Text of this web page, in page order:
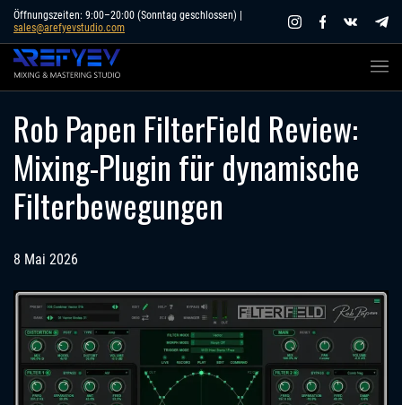
Skip
content
Öffnungszeiten: 9:00–20:00 (Sonntag geschlossen) |
sales@arefyevstudio.com
Rob Papen FilterField Review:
Mixing-Plugin für dynamische
Filterbewegungen
8 Mai 2026